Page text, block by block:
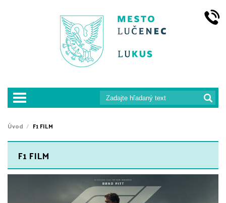
prepnut_navigaciu
Úvod F1 FILM
F1 FILM